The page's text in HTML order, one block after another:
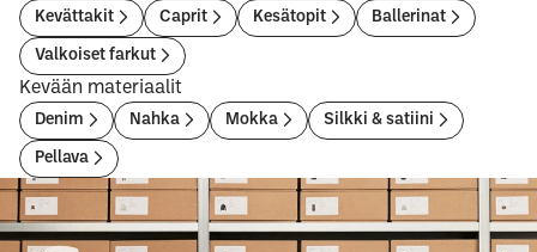
Kevättakit Caprit Kesätopit Ballerinat
Valkoiset farkut
Kevään materiaalit
Denim Nahka Mokka Silkki & satiini
Pellava